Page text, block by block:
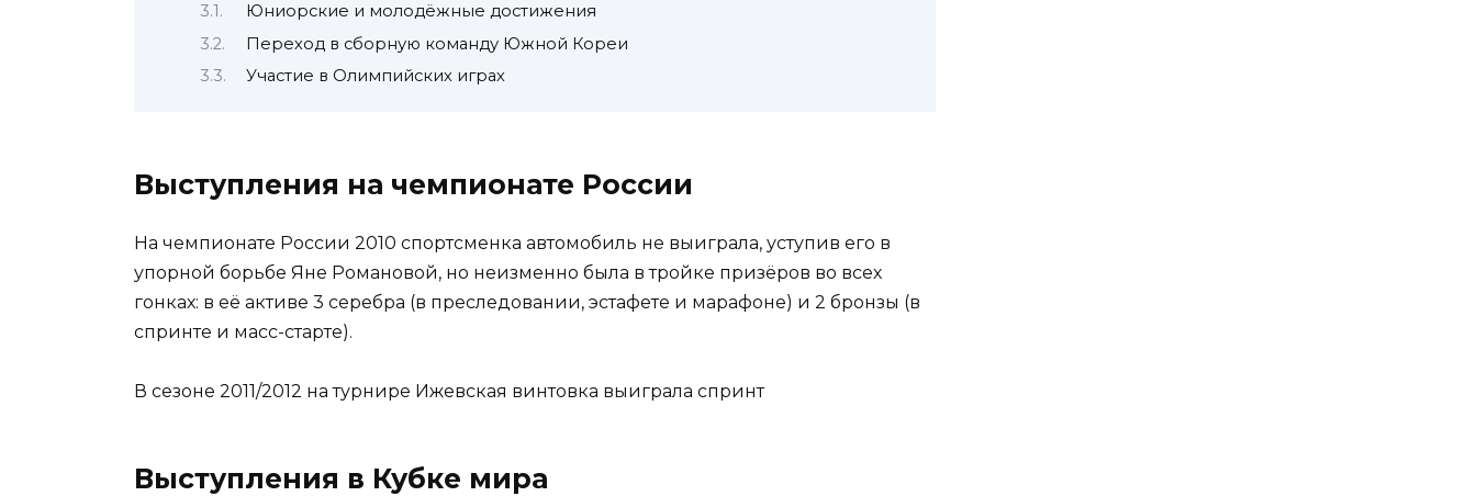
Юниорские и молодёжные достижения
Переход в сборную команду Южной Кореи
Участие в Олимпийских играх
Выступления на чемпионате России
На чемпионате России 2010 спортсменка автомобиль не выиграла, уступив его в
упорной борьбе Яне Романовой, но неизменно была в тройке призёров во всех
гонках: в её активе 3 серебра (в преследовании, эстафете и марафоне) и 2 бронзы (в
спринте и масс-старте).
В сезоне 2011/2012 на турнире Ижевская винтовка выиграла спринт
Выступления в Кубке мира